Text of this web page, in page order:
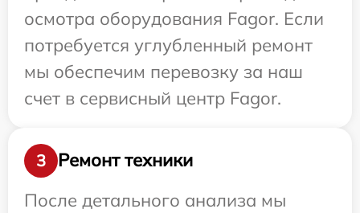
осмотра оборудования Fagor. Если
потребуется углубленный ремонт
мы обеспечим перевозку за наш
счет в сервисный центр Fagor.
3
Ремонт техники
После детального анализа мы